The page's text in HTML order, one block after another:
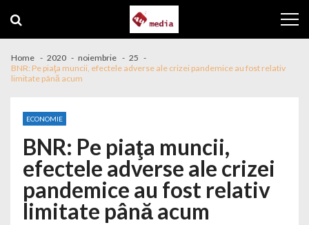
Home 2020 noiembrie
25
BNR: Pe piaţa muncii, efectele adverse ale crizei pandemice au fost relativ
limitate până acum
ECONOMIE
BNR: Pe piaţa muncii,
efectele adverse ale crizei
pandemice au fost relativ
limitate până acum